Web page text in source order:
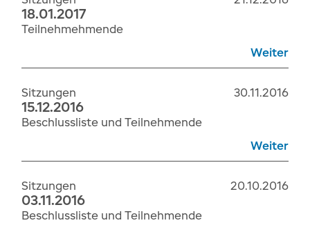
18.01.2017
Teilnehmehmende
Weiter
Sitzungen 30.11.2016
15.12.2016
Beschlussliste und Teilnehmende
Weiter
Sitzungen 20.10.2016
03.11.2016
Beschlussliste und Teilnehmende